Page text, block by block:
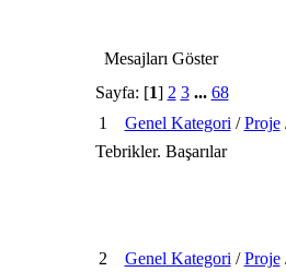
Mesajları Göster
Sayfa: [1] 2 3 ... 68
1
Genel Kategori /Proje
Tebrikler. Başarılar
2 Genel Kategori /Proje